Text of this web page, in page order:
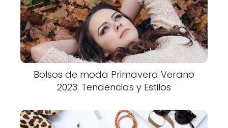
Bolsos de moda Primavera Verano
2023: Tendencias y Estilos